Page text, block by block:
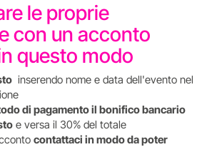
le proprie
con un acconto
questo modo
inserendo nome e data dell'evento nel
di pagamento il bonifico bancario
e versa il 30% del totale
contattaci in modo da poter